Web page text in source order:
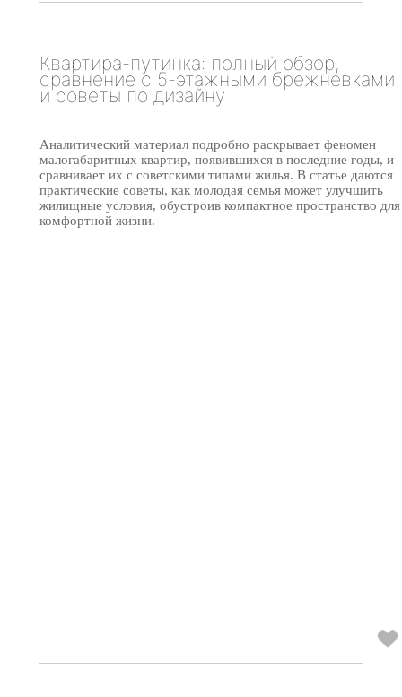
Квартира-путинка: полный обзор,
сравнение с 5-этажными брежневками
и советы по дизайну
Аналитический материал подробно раскрывает феномен
малогабаритных квартир, появившихся в последние годы, и
сравнивает их с советскими типами жилья. В статье даются
практические советы, как молодая семья может улучшить
жилищные условия, обустроив компактное пространство для
комфортной жизни.